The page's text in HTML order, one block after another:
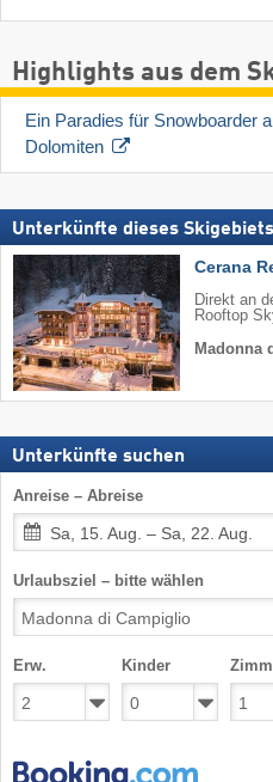
Highlights aus dem
Ein Paradies für Snowboarder
Dolomiten
Unterkünfte dieses Skigebiets
Cerana
Direkt an
Rooftop
Madonna
Unterkünfte suchen
Anreise – Abreise
Sa, 15. Aug. – Sa, 22. Aug.
Urlaubsziel – bitte wählen
Erw. Kinder